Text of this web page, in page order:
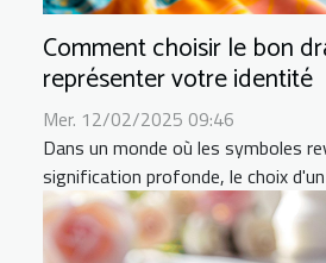
Comment choisir le bon
représenter votre identité
Mer. 12/02/2025 09:46
Dans un monde où les symboles
signification profonde, le choix d'un